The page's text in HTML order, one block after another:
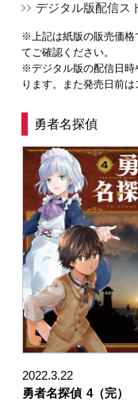
デジタル版配信ス
※上記は紙版の販売価格
てご確認ください。
※デジタル版の配信日時
ります。また発売日前は
勇者名探偵
2022.3.22
勇者名探偵 4（完）